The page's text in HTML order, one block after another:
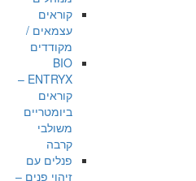
קוראים
עצמאים /
מקודדים
BIO
ENTRYX –
קוראים
ביומטריים
משולבי
קרבה
פנלים עם
זיהוי פנים –